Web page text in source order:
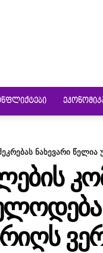
ნახევარი